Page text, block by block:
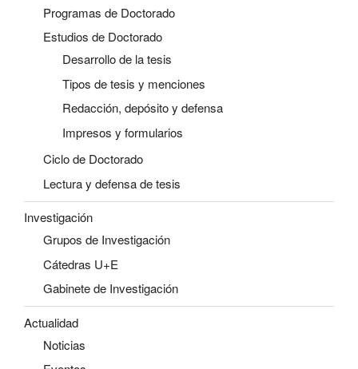
Programas de Doctorado
Estudios de Doctorado
Desarrollo de la tesis
Tipos de tesis y menciones
Redacción, depósito y defensa
Impresos y formularios
Ciclo de Doctorado
Lectura y defensa de tesis
Investigación
Grupos de Investigación
Cátedras U+E
Gabinete de Investigación
Actualidad
Noticias